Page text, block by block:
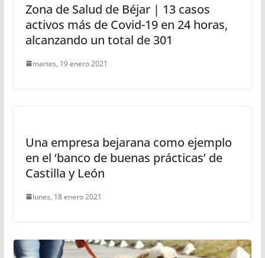
Zona de Salud de Béjar | 13 casos
activos más de Covid-19 en 24 horas,
alcanzando un total de 301
martes, 19 enero 2021
Una empresa bejarana como ejemplo
en el ‘banco de buenas prácticas’ de
Castilla y León
lunes, 18 enero 2021